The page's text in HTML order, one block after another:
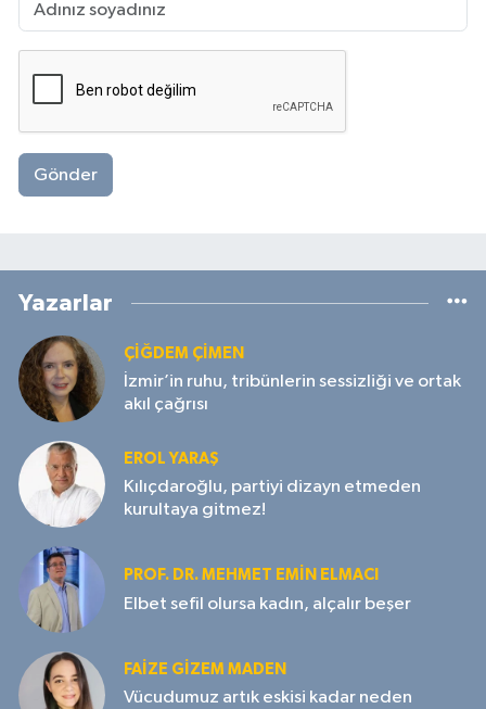
Gönder
Yazarlar
ÇIĞDEM ÇIMEN
İzmir’in ruhu, tribünlerin sessizliği ve ortak
akıl çağrısı
EROL YARAŞ
Kılıçdaroğlu, partiyi dizayn etmeden
kurultaya gitmez!
PROF. DR. MEHMET EMIN ELMACI
Elbet sefil olursa kadın, alçalır beşer
FAIZE GIZEM MADEN
Vücudumuz artık eskisi kadar neden